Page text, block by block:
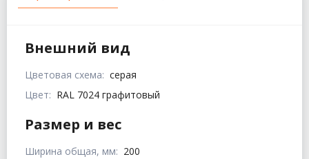
Внешний вид
Цветовая схема: серая
Цвет: RAL 7024 графитовый
Размер и вес
Ширина общая, мм: 200